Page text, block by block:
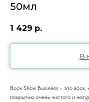
50мл
1 429 р.
В
Воск Show Business - это
покрытию очень чистого и